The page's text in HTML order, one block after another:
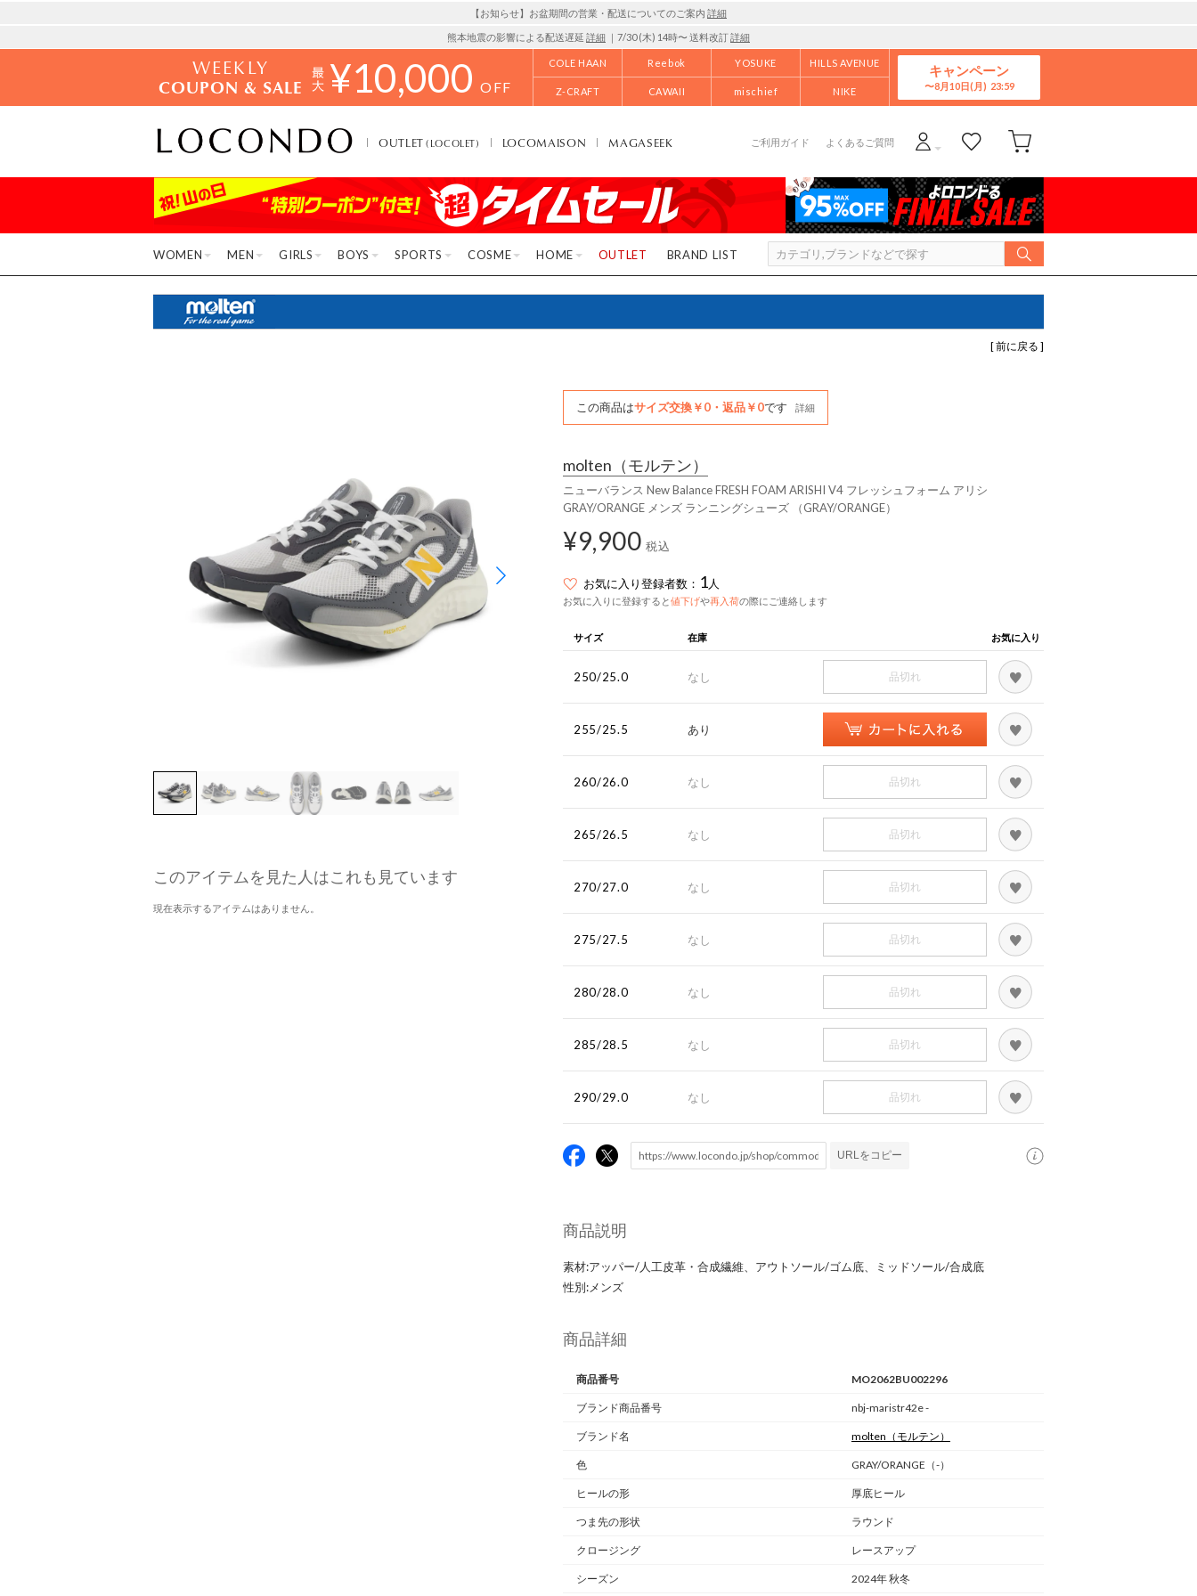
【お知らせ】お盆期間の営業・配送についてのご案内 詳細
熊本地震の影響による配送遅延 詳細 ｜7/30 (木) 14時〜 送料改訂詳細
WEEKLY
COUPON & SALE ¥10,000 OFF
COLE HAAN Reebok YOSUKE HILLS AVENUE
Z-CRAFT CAWAII mischief NIKE
キャンペーン
8月10日(月)
OUTLET(LOCOLET) LOCOMAISON MAGASEEK ご利用ガイド よくあるご質問
WOMEN MEN GIRLS BOYS SPORTS COSME HOME OUTLET BRAND LIST
[ 前に戻る ]
このアイテムを見た人はこれも見ています
現在表示するアイテムはありません。
この商品はサイズ交換￥0・返品￥0です 詳細
molten （モルテン）
ニューバランス New Balance FRESH FOAM ARISHI V4 フレッシュフォーム アリシ
GRAY/ORANGE メンズ ランニングシューズ （GRAY/ORANGE）
¥9,900 税込
お気に入り登録者数： 1人
お気に入りに登録すると値下げや再入荷の際にご連絡します
サイズ 在庫 お気に入り
250/25.0 なし 品切れ
255/25.5 あり
260/26.0 なし 品切れ
265/26.5 なし 品切れ
270/27.0 なし 品切れ
275/27.5 なし 品切れ
280/28.0 なし 品切れ
285/28.5 なし 品切れ
290/29.0 なし 品切れ
URLをコピー
商品説明
素材:アッパー/人工皮革・合成繊維、アウトソール/ゴム底、ミッドソール/合成底
性別:メンズ
商品詳細
商品番号 MO2062BU002296
ブランド商品番号 nbj-maristr42e -
ブランド名 molten （モルテン）
色 GRAY/ORANGE（-）
ヒールの形 厚底ヒール
つま先の形状 ラウンド
クロージング レースアップ
シーズン 2024年 秋冬